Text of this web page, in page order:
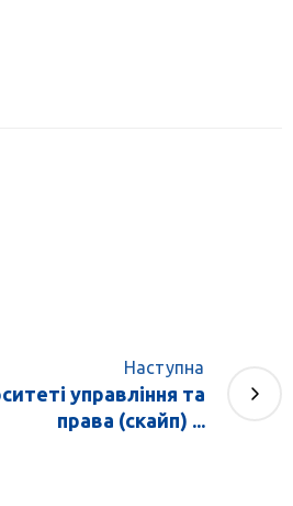
Наступна
управління та
права (скайп) ...